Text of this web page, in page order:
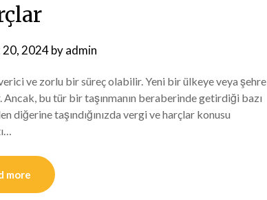
20, 2024byadmin
ve zorlu bir süreç olabilir. Yeni bir ülkeye veya şehre
Ancak, bu tür bir taşınmanın beraberinde getirdiği bazı
taşındığınızda vergi ve harçlar konusu
more